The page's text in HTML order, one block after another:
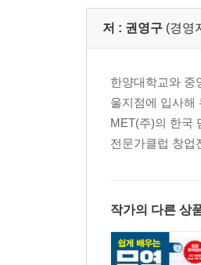
저 : 권영구 (경영
한양대학교와 중
울지점에 입사해
MET(주)의 한국
전문가클럽 창업
작가의 다른 상